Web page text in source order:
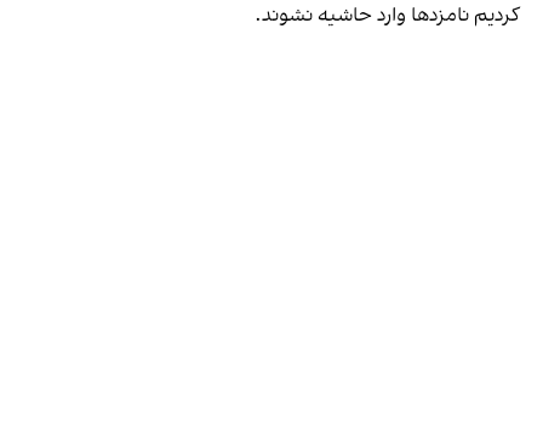
کردیم نامزدها وارد حاشیه نشوند.